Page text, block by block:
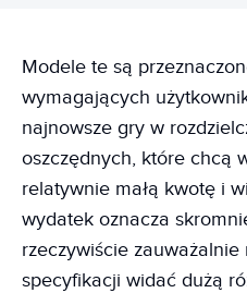
Modele te są
wymagających
najnowsze gry w
oszczędnych, które chcą
relatywnie małą kwotę i
wydatek oznacza
rzeczywiście zauważalnie
specyfikacji widać dużą